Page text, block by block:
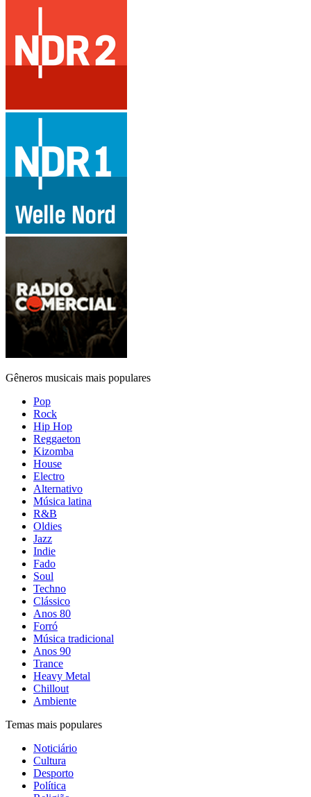
Gêneros musicais mais populares
Pop
Rock
Hip Hop
Reggaeton
Kizomba
House
Electro
Alternativo
Música latina
R&B
Oldies
Jazz
Indie
Fado
Soul
Techno
Clássico
Anos 80
Forró
Música tradicional
Anos 90
Trance
Heavy Metal
Chillout
Ambiente
Temas mais populares
Noticiário
Cultura
Desporto
Política